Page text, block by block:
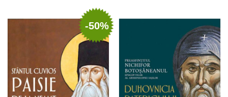
Wishlist Wishlist
-50%